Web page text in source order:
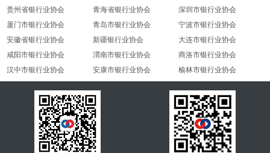
贵州省银行业协会
青海省银行业协会
深圳市银行业协会
厦门市银行业协会
青岛市银行业协会
宁波市银行业协会
安徽省银行业协会
新疆银行业协会
大连市银行业协会
咸阳市银行业协会
渭南市银行业协会
商洛市银行业协会
汉中市银行业协会
安康市银行业协会 榆林市银行业协会